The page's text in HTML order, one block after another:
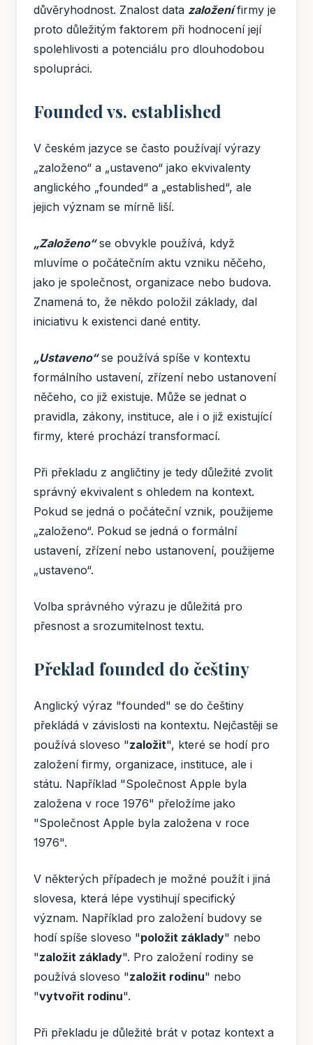
důvěryhodnost. Znalost data založenífirmy je
proto důležitým faktorem při hodnocení její
spolehlivosti a potenciálu pro dlouhodobou
spolupráci.
Founded vs. established
V českém jazyce se často používají výrazy
„založeno“ a „ustaveno“ jako ekvivalenty
anglického „founded“ a „established“, ale
jejich význam se mírně liší.
„Založeno“se obvykle používá, když
mluvíme o počátečním aktu vzniku něčeho,
jako je společnost, organizace nebo budova.
Znamená to, že někdo položil základy, dal
iniciativu k existenci dané entity.
„Ustaveno“se používá spíše v kontextu
formálního ustavení, zřízení nebo ustanovení
něčeho, co již existuje. Může se jednat o
pravidla, zákony, instituce, ale i o již existující
firmy, které prochází transformací.
Při překladu z angličtiny je tedy důležité zvolit
správný ekvivalent s ohledem na kontext.
Pokud se jedná o počáteční vznik, použijeme
„založeno“. Pokud se jedná o formální
ustavení, zřízení nebo ustanovení, použijeme
„ustaveno“.
Volba správného výrazu je důležitá pro
přesnost a srozumitelnost textu.
Překlad founded do češtiny
Anglický výraz "founded" se do češtiny
překládá v závislosti na kontextu. Nejčastěji se
používá sloveso "založit", které se hodí pro
založení firmy, organizace, instituce, ale i
státu. Například "Společnost Apple byla
založena v roce 1976" přeložíme jako
"Společnost Apple byla založena v roce
1976".
V některých případech je možné použít i jiná
slovesa, která lépe vystihují specifický
význam. Například pro založení budovy se
hodí spíše sloveso "položit základy" nebo
"založit základy". Pro založení rodiny se
používá sloveso "založit rodinu" nebo
"vytvořit rodinu".
Při překladu je důležité brát v potaz kontext a